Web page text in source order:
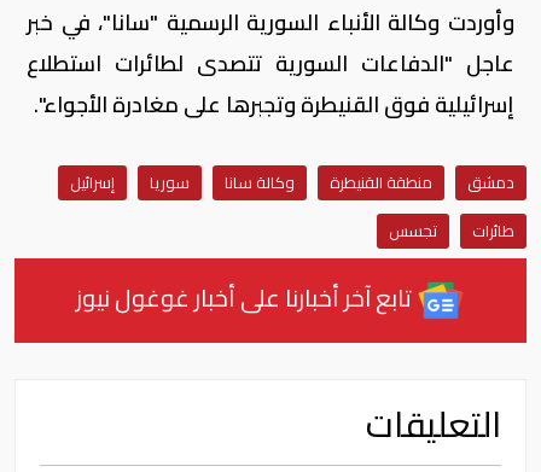
وأوردت وكالة الأنباء السورية الرسمية "سانا"، في خبر
عاجل "الدفاعات السورية تتصدى لطائرات استطلاع
إسرائيلية فوق القنيطرة وتجبرها على مغادرة الأجواء".
دمشق منطقة القنيطرة وكالة سانا سوريا
إسرائيل
طائرات
تجسس
تابع آخر أخبارنا على أخبار غوغول نيوز
التعليقات